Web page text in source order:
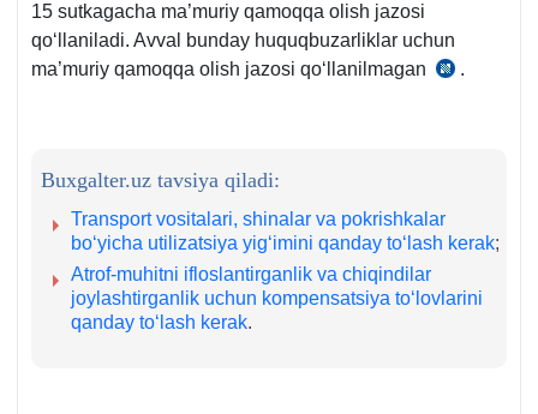
15 sutkagacha ma’muriy qamoqqa olish jazosi
qoʻllaniladi. Avval bunday huquqbuzarliklar uchun
ma’muriy qamoqqa olish jazosi qoʻllanilmagan
.
Buxgalter.uz tavsiya qiladi:
Transport vositalari, shinalar va pokrishkalar
boʻyicha utilizatsiya yigʻimini qanday toʻlash kerak;
Atrof-muhitni ifloslantirganlik va chiqindilar
joylashtirganlik uchun kompensatsiya toʻlovlarini
qanday toʻlash kerak.